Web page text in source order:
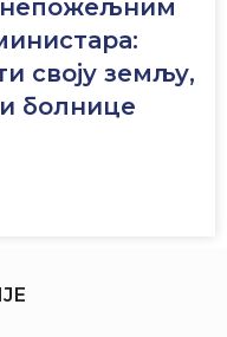
непожељним
своју земљу,
болнице